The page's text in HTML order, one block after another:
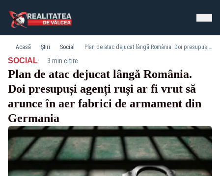
Acasă Știri Social Plan de atac dejucat lângă România. Doi presupuși agenți ruși ar fi vrut să arunce în aer fabrici de armament din Germania
SOCIAL· 3 min citire
Plan de atac dejucat lângă România.
Doi presupuși agenți ruși ar fi vrut să
arunce în aer fabrici de armament din
Germania